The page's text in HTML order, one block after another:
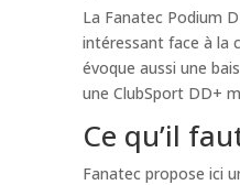
La Fanatec Podium
intéressant face à la
évoque aussi une
une ClubSport DD+
Ce qu’il
Fanatec propose ici